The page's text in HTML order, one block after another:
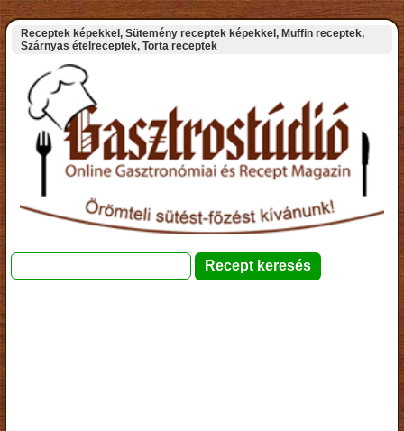
Receptek képekkel, Sütemény receptek képekkel, Muffin receptek,
Szárnyas ételreceptek, Torta receptek